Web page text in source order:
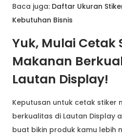
Baca juga: Daftar Ukuran
Kebutuhan Bisnis
Yuk, Mulai Cetak
Makanan
Lautan Display!
Keputusan untuk cetak stiker
berkualitas di Lautan Display
buat bikin produk kamu lebih